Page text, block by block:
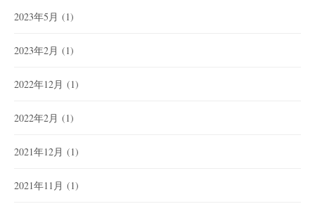
2023年5月 (1)
2023年2月 (1)
2022年12月 (1)
2022年2月 (1)
2021年12月 (1)
2021年11月 (1)